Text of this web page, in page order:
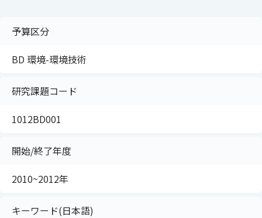
予算区分
BD 環境-環境技術
研究課題コード
1012BD001
開始/終了年度
2010~2012年
キーワード(日本語)